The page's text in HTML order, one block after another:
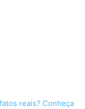
reais? Conheça